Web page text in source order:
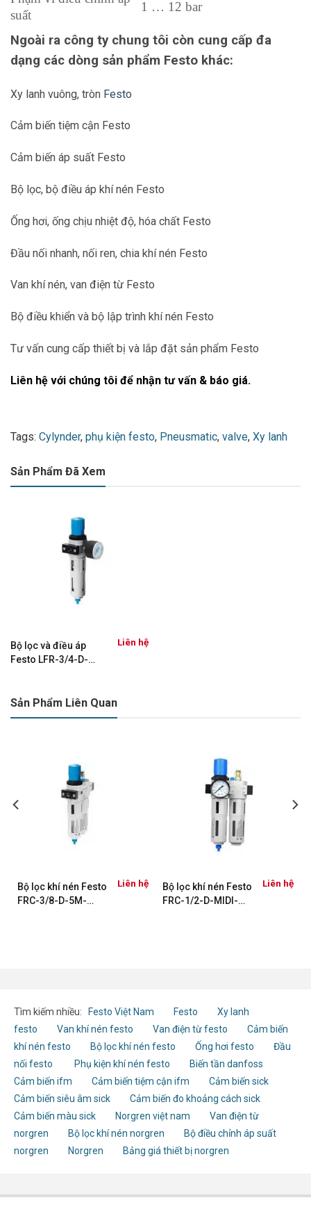
suất
1 … 12 bar
Tối đa trễ áp suất
0,4 bar
Tốc độ dòng tiêu
Trọng lượng sản
phẩm
1
G4 / 4
Kết nối khí nén, cổng
G4 / 4
Vật liệu
Kẽm đúc
Vật liệu bát
PC
Ngoài ra công ty chung tôi còn cung cấp đa
dạng các dòng sản phẩm Festo khác:
Xy lanh vuông, tròn Festo
Cảm biến tiệm cận Festo
Cảm biến áp suất Festo
Bộ lọc, bộ điều áp khí nén Festo
Ống hơi, ống chịu nhiệt độ, hóa chất Festo
Đầu nối nhanh, nối ren, chia khí nén Festo
Van khí nén, van điện từ Festo
Bộ điều khiển và bộ lập trình khí nén Festo
Tư vấn cung cấp thiết bị và lắp đặt sản phẩm Festo
Liên hệ với chúng tôi để nhận tư vấn & báo giá.
Tags: Cylynder, phụ kiện festo, Pneusmatic, valve, Xy lanh
Sản Phẩm Đã Xem
Bộ lọc và điều áp
Festo LFR-3/4-D-
Liên hệ
Sản Phẩm Liên Quan
Bộ lọc khí nén Festo
FRC-3/8-D-5M-
Liên hệ
Bộ lọc khí nén Festo
FRC-1/2-D-MIDI-
Liên hệ
Tìm kiếm nhiều: Festo Việt Nam Festo
Xy lanh
festo
Van khí nén festo Van điện từ festo
Cảm biến
khí nén festo
Bộ lọc khí nén festo Ống hơi festo
Đầu
nối festo
Phụ kiện khí nén festo
Biến tần danfoss
Cảm biến ifm
Cảm biến tiệm cận ifm
Cảm biến sick
Cảm biến siêu âm sick
Cảm biến đo khoảng cách sick
Cảm biến màu sick
Norgren việt nam
Van điện từ
norgren
Bộ lọc khí nén norgren
Bộ điều chỉnh áp suất
norgren
Norgren Bảng giá thiết bị norgren